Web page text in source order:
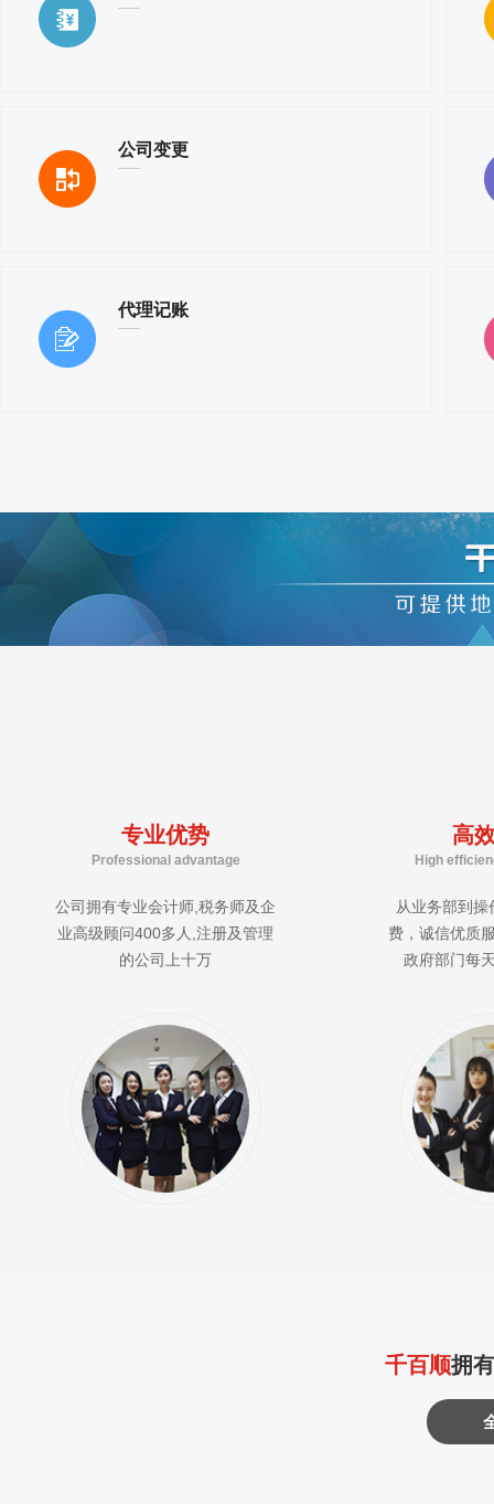
公司变更
代理记账
专业优势
Professional advantage
公司拥有专业会计师,税务师及企
业高级顾问400多人,注册及管理
的公司上十万
高
High
从业务部到操
费，诚信优质
政府部门每
千百顺拥有